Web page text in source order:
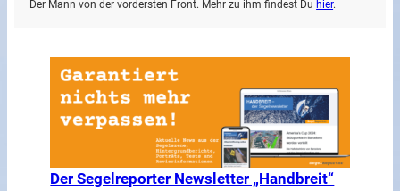
Der Mann von der vordersten Front. Mehr zu ihm findest Du hier.
Der Segelreporter Newsletter „Handbreit“